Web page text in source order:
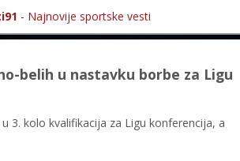
- Najnovije sportske vesti
belih u nastavku borbe za Ligu
3. kolo kvalifikacija za Ligu konferencija, a